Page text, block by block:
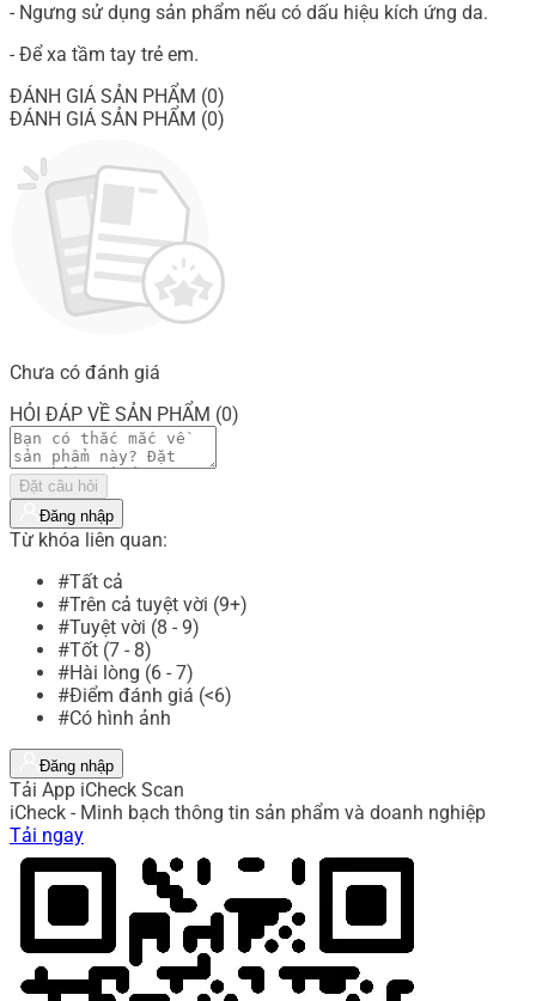
- Ngưng sử dụng sản phẩm nếu có dấu hiệu kích ứng da.
- Để xa tầm tay trẻ em.
ĐÁNH GIÁ SẢN PHẨM (0)
ĐÁNH GIÁ SẢN PHẨM (0)
Chưa có đánh giá
HỎI ĐÁP VỀ SẢN PHẨM (0)
Đặt câu hỏi
Đăng nhập
Từ khóa liên quan:
#Tất cả
#Trên cả tuyệt vời (9+)
#Tuyệt vời (8 - 9)
#Tốt (7 - 8)
#Hài lòng (6 - 7)
#Điểm đánh giá (<6)
#Có hình ảnh
Đăng nhập
Tải App iCheck Scan
iCheck - Minh bạch thông tin sản phẩm và doanh nghiệp
Tải ngay